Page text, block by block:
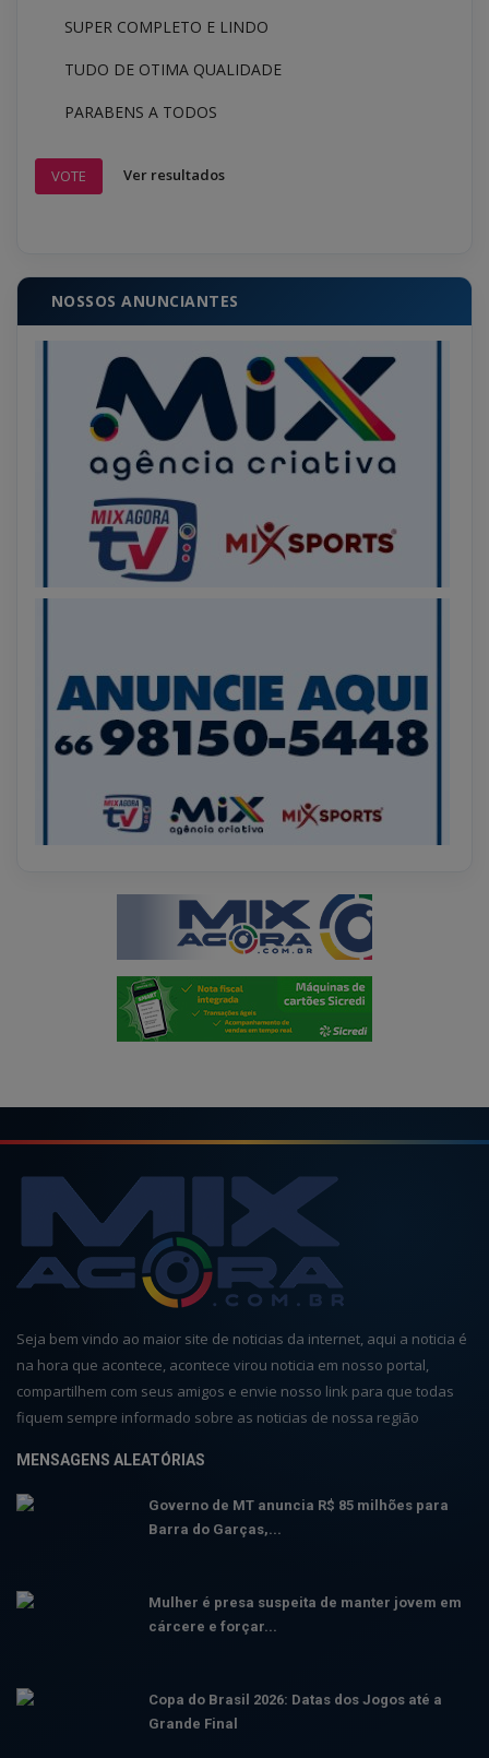
SUPER COMPLETO E LINDO
TUDO DE OTIMA QUALIDADE
PARABENS A TODOS
VOTE Ver resultados
NOSSOS ANUNCIANTES
Seja bem vindo ao maior site de noticias da internet, aqui a noticia é
na hora que acontece, acontece virou noticia em nosso portal,
compartilhem com seus amigos e envie nosso link para que todas
fiquem sempre informado sobre as noticias de nossa região
MENSAGENS ALEATÓRIAS
Governo de MT anuncia R$ 85 milhões para
Barra do Garças,...
Mulher é presa suspeita de manter jovem em
cárcere e forçar...
Copa do Brasil 2026: Datas dos Jogos até a
Grande Final